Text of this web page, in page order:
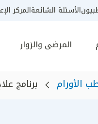
الأسئلة الشائعةالمركز
المرضى والزوار
الأورام برنامج